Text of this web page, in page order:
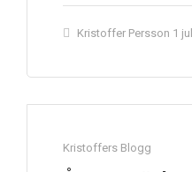
Kristoffer Persson 1
Kristoffers Blogg